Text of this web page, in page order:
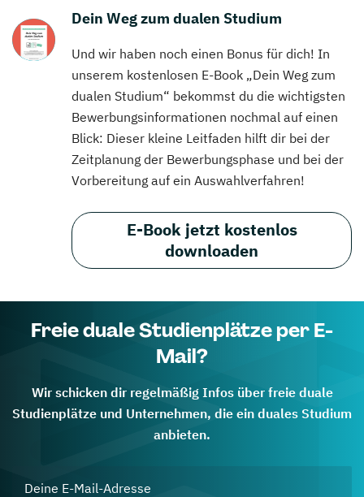
Dein Weg zum dualen Studium
Und wir haben noch einen Bonus für dich! In
unserem kostenlosen E-Book „Dein Weg zum
dualen Studium“ bekommst du die wichtigsten
Bewerbungsinformationen nochmal auf einen
Blick: Dieser kleine Leitfaden hilft dir bei der
Zeitplanung der Bewerbungsphase und bei der
Vorbereitung auf ein Auswahlverfahren!
E-Book jetzt kostenlos
downloaden
Freie duale Studienplätze per E-
Mail?
Wir schicken dir regelmäßig Infos über freie duale
Studienplätze und Unternehmen, die ein duales Studium
anbieten.
Deine E-Mail-Adresse